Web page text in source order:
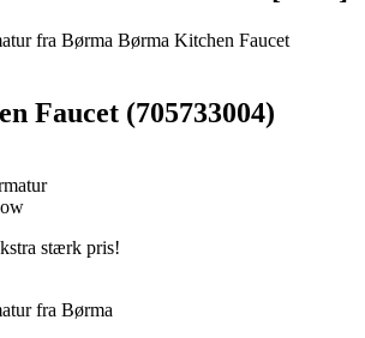
Faucet (705733004)
stærk pris!